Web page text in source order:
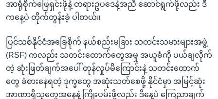
အာရုံစိုက်ဖြေရှင်းဖို့နဲ့ တရားဥပဒေနဲ့အညီ ဆောင်ရွက်ဖို့လည်း ဒီ
ကနေ့ပဲ တိုက်တွန်းခဲ့ ပါတယ်။
ပြင်သစ်နိုင်ငံအခြေစိုက် နယ်စည်းမခြား သတင်းသမားများအဖွဲ့
(RSF) ကလည်း သတင်းထောက်တွေအမှု အယူခံကို ပယ်ချလိုက်
တဲ့ ဆုံးဖြတ်ချက်အပေါ် တုန်လှုပ်မိကြောင်းနဲ့ သတင်းထောက်
တွေ ခံစားနေရတဲ့ ဒုက္ခတွေ အဆုံးသတ်စေဖို့ နိုင်ငံမှာ အမြင့်ဆုံး
အာဏာရှိသူတွေအနေနဲ့ ကြိုးပမ်းဖို့လည်း ဒီနေ့ပဲ ကြေညာချက်